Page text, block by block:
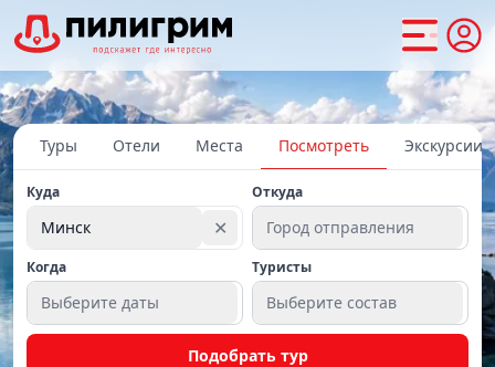
Туры Отели Места Посмотреть Экскурсии
Куда
Минск ✕
Откуда
Город отправления
Когда
Выберите даты
Туристы
Выберите состав
Подобрать тур